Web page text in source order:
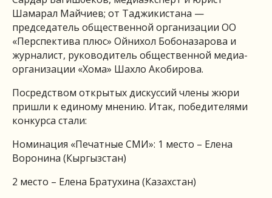
Шамарал Майчиев; от Таджикистана —
председатель общественной организации ОО
«Перспектива плюс» Ойнихол Бобоназарова и
журналист, руководитель общественной медиа-
организации «Хома» Шахло Акобирова.
Посредством открытых дискуссий члены жюри
пришли к единому мнению. Итак, победителями
конкурса стали:
Номинация «Печатные СМИ»: 1 место – Елена
Воронина (Кыргызстан)
2 место – Елена Братухина (Казахстан)